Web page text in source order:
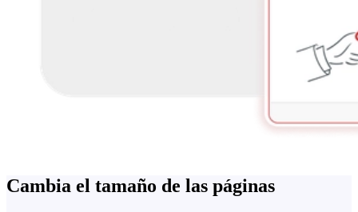
Cambia el tamaño de las páginas